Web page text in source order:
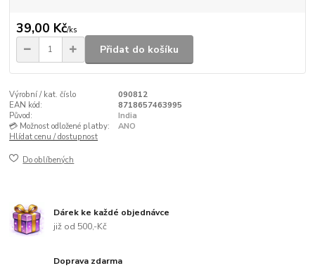
39,00 Kč/ks
Přidat do košíku
Výrobní / kat. číslo
090812
EAN kód:
8718657463995
Původ:
India
💳 Možnost odložené platby:
ANO
Hlídat cenu / dostupnost
Do oblíbených
Dárek ke každé objednávce
již od 500,-Kč
Doprava zdarma